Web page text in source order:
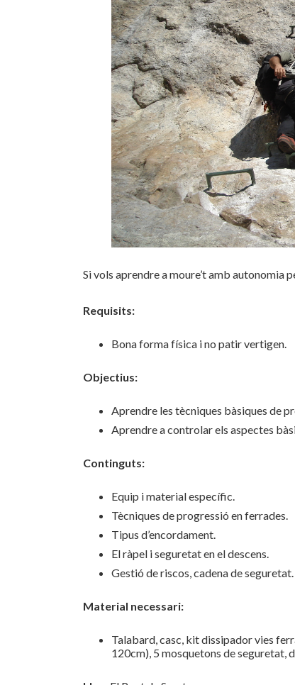
Si vols aprendre a moure’t amb autonomia
Requisits:
Bona forma física i no patir vertigen.
Objectius:
Aprendre les tècniques bàsiques de
Aprendre a controlar els aspectes
Continguts:
Equip i material específic.
Tècniques de progressió en ferrades.
Tipus d’encordament.
El ràpel i seguretat en el descens.
Gestió de riscos, cadena de seguretat.
Material necessari:
Talabard, casc, kit dissipador vies
120cm), 5 mosquetons de seguretat,